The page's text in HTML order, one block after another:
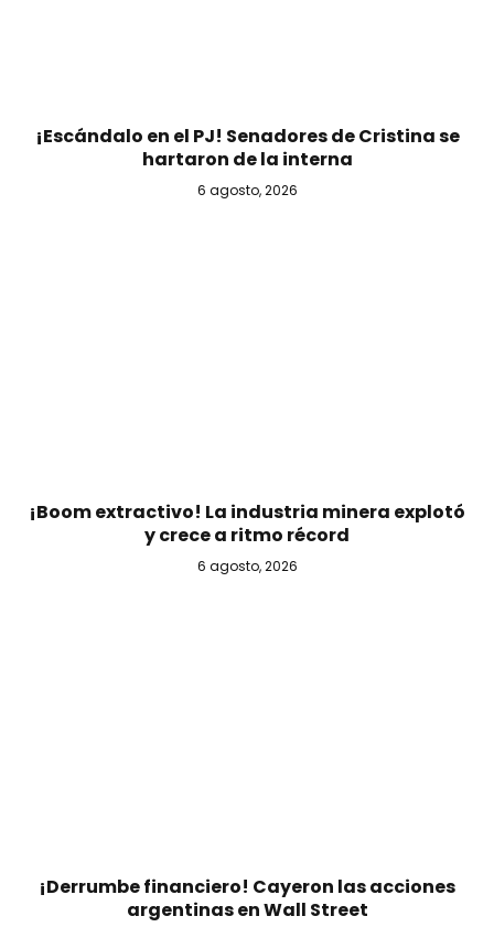
¡Escándalo en el PJ! Senadores de Cristina se
hartaron de la interna
6 agosto, 2026
¡Boom extractivo! La industria minera explotó
y crece a ritmo récord
6 agosto, 2026
¡Derrumbe financiero! Cayeron las acciones
argentinas en Wall Street